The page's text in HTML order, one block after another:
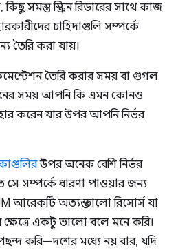
সমস্ত স্ক্রিন রিডারের সাথে কাজ
চাহিদাগুলি সম্পর্কে
তৈরি করা যায়।
তৈরি করার সময় বা গুগল
সময় আপনি কি এমন কোনও
করেন যার উপর আপনি নির্ভর
উপর অনেক বেশি নির্ভর
সম্পর্কে ধারণা পাওয়ার জন্য
আরেকটি অত্যন্ত ভালো রিসোর্স যা
ক্ষেত্রে একটু ভালো বলে মনে করি।
করি—দশের মধ্যে নয় বার, যদি